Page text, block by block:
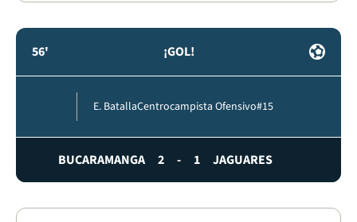
56' ¡GOL!
E. BatallaCentrocampista Ofensivo#15
BUCARAMANGA 2 - 1 JAGUARES